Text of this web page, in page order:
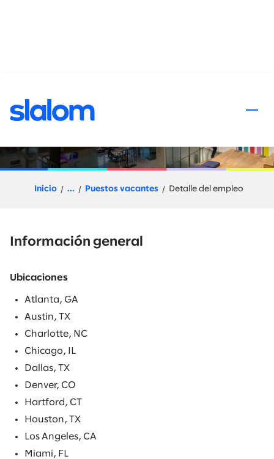
D365 Functional F&O
Inicio ... Puestos vacantes Detalle del empleo
Información general
Ubicaciones
Atlanta, GA
Austin, TX
Charlotte, NC
Chicago, IL
Dallas, TX
Denver, CO
Hartford, CT
Houston, TX
Los Angeles, CA
Miami, FL